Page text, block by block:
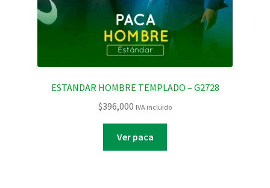
ESTANDAR HOMBRE TEMPLADO – G2728
$396,000 IVA incluido
Ver paca